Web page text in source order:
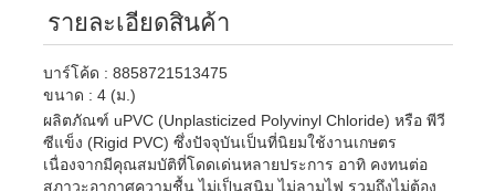
รายละเอียดสินค้า
บาร์โค้ด : 8858721513475
ขนาด : 4 (ม.)
ผลิตภัณฑ์ uPVC (Unplasticized Polyvinyl Chloride) หรือ พีวี
ซีแข็ง (Rigid PVC) ซึ่งปัจจุบันเป็นที่นิยมใช้งานเกษตร
เนื่องจากมีคุณสมบัติที่โดดเด่นหลายประการ อาทิ คงทนต่อ
สภาวะอากาศความชื้น ไม่เป็นสนิม ไม่ลามไฟ รวมถึงไม่ต้อง